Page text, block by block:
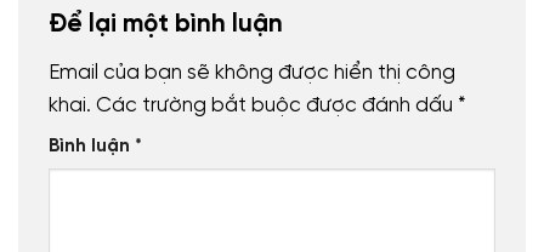
Để lại một bình luận
Email của bạn sẽ không được hiển thị công
khai. Các trường bắt buộc được đánh dấu *
Bình luận *